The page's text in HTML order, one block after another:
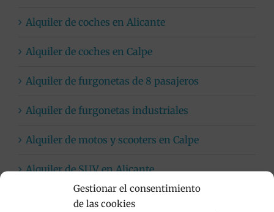
Gestionar el consentimiento
de las cookies
Alquiler de coches en Alicante
Alquiler de coches en Calpe
Alquiler de furgonetas de 8 pasajeros
Alquiler de furgonetas industriales
Alquiler de motos y scooters en Calpe
Alquiler de SUV en Alicante
Coches automáticos